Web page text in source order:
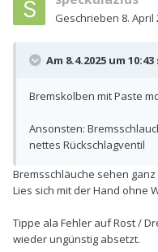
Geschrieben 8. April
Am 8.4.2025 um
Bremskolben mit Paste
Ansonsten:
nettes Rückschlagventil
Bremsschläuche sehen
Lies sich mit der Hand ohne
Tippe ala Fehler auf Rost /
wieder ungünstig absetzt.